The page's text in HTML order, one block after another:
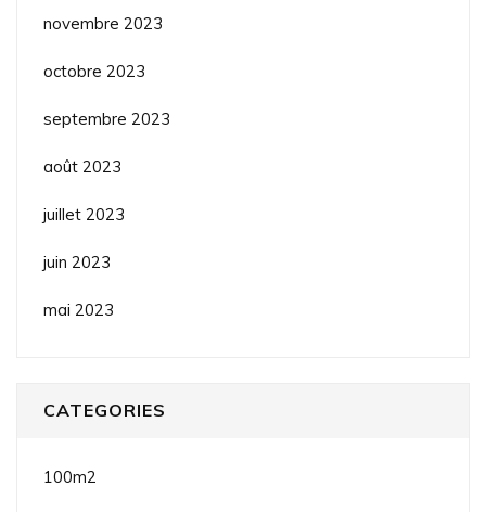
novembre 2023
octobre 2023
septembre 2023
août 2023
juillet 2023
juin 2023
mai 2023
CATEGORIES
100m2